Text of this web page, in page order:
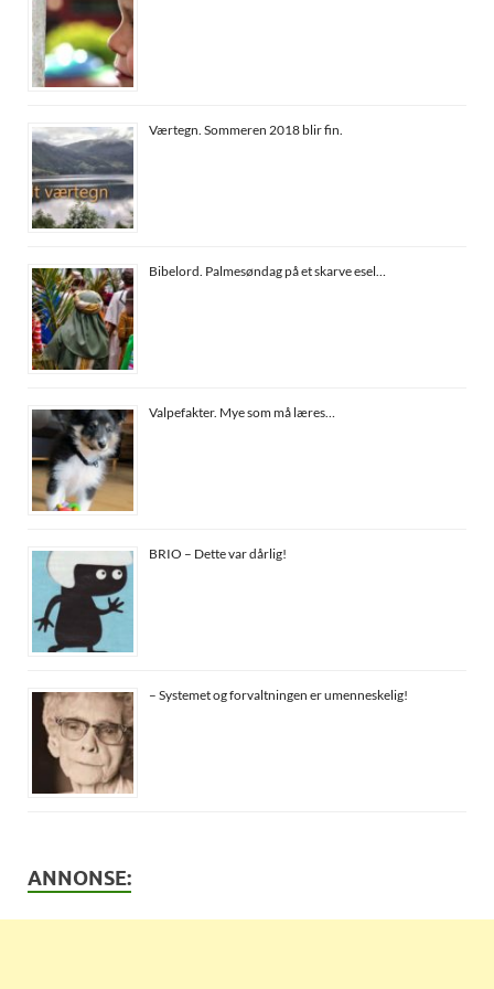
Værtegn. Sommeren 2018 blir fin.
Bibelord. Palmesøndag på et skarve esel…
Valpefakter. Mye som må læres…
BRIO – Dette var dårlig!
– Systemet og forvaltningen er umenneskelig!
ANNONSE: